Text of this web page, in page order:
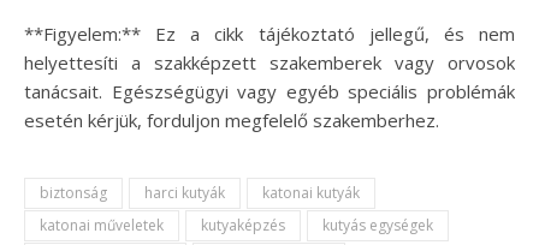
**Figyelem:** Ez a cikk tájékoztató jellegű, és nem
helyettesíti a szakképzett szakemberek vagy orvosok
tanácsait. Egészségügyi vagy egyéb speciális problémák
esetén kérjük, forduljon megfelelő szakemberhez.
biztonság harci kutyák
katonai kutyák
katonai műveletek
kutyaképzés
kutyás egységek